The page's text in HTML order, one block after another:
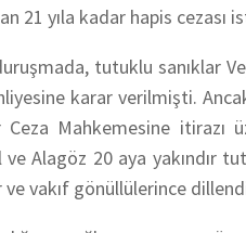
21 yıla kadar hapis cezası
tutuklu sanıklar
karar verilmişti.
Mahkemesine itirazı
Alagöz 20 aya yakındır
ve vakıf gönüllülerince